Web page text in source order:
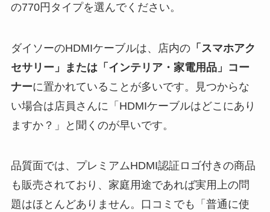
の770円タイプを選んでください。
ダイソーのHDMIケーブルは、店内の「スマホアク
セサリー」または「インテリア・家電用品」コー
ナーに置かれていることが多いです。見つからな
い場合は店員さんに「HDMIケーブルはどこにあり
ますか？」と聞くのが早いです。
品質面では、プレミアムHDMI認証ロゴ付きの商品
も販売されており、家庭用途であれば実用上の問
題はほとんどありません。口コミでも「普通に使